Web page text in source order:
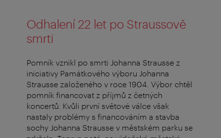
Odhalení 22 let po Straussově
smrti
Pomník vznikl po smrti Johanna Strausse z
iniciativy Památkového výboru Johanna
Strausse založeného v roce 1904. Výbor chtěl
pomník financovat z příjmů z četných
koncertů. Kvůli první světové válce však
nastaly problémy s financováním a stavba
sochy Johanna Strausse v městském parku se